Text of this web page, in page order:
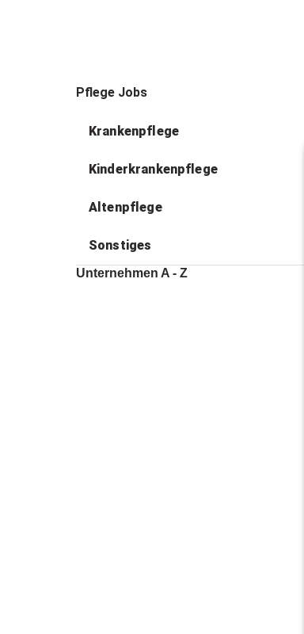
Pflege Jobs
Krankenpflege
Kinderkrankenpflege
Altenpflege
Sonstiges
Unternehmen A - Z